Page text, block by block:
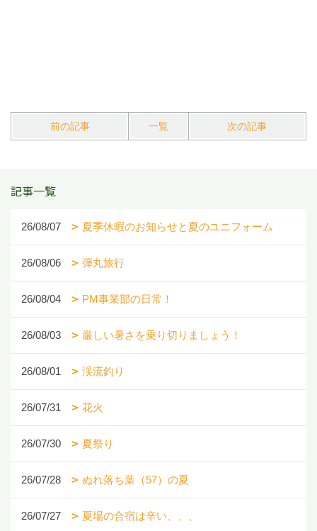
前の記事 一覧 次の記事
記事一覧
26/08/07 夏季休暇のお知らせと夏のユニフォーム
26/08/06 弾丸旅行
26/08/04 PM事業部の日常！
26/08/03 厳しい暑さを乗り切りましょう！
26/08/01 渓流釣り
26/07/31 花火
26/07/30 夏祭り
26/07/28 ぬれ落ち葉（57）の夏
26/07/27 夏場の合宿は辛い、、、